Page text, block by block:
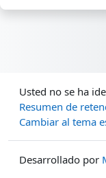
Usted no se ha
Resumen de
Cambiar al tema
Desarrollado por